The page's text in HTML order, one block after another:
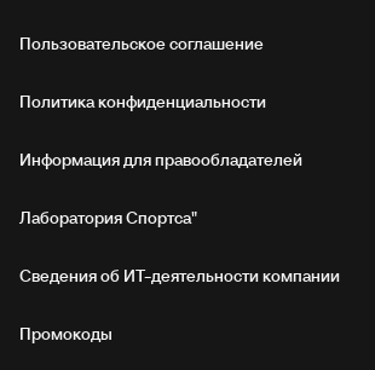
Пользовательское соглашение
Политика конфиденциальности
Информация для правообладателей
Лаборатория Спортса"
Сведения об ИТ‑деятельности компании
Промокоды